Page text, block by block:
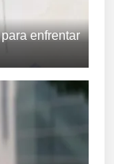
enfrentar